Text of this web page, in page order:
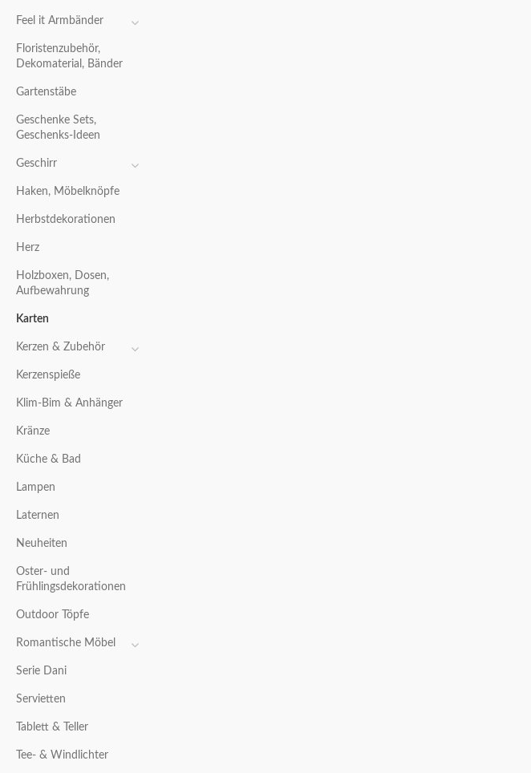
Feel it Armbänder
Floristenzubehör,
Dekomaterial, Bänder
Gartenstäbe
Geschenke Sets,
Geschenks-Ideen
Geschirr
Haken, Möbelknöpfe
Herbstdekorationen
Herz
Holzboxen, Dosen,
Aufbewahrung
Karten
Kerzen & Zubehör
Kerzenspieße
Klim-Bim & Anhänger
Kränze
Küche & Bad
Lampen
Laternen
Neuheiten
Oster- und
Frühlingsdekorationen
Outdoor Töpfe
Romantische Möbel
Serie Dani
Servietten
Tablett & Teller
Tee- & Windlichter